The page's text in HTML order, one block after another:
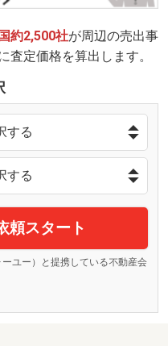
約2,500社が周辺の売出事
査定価格を算出します。
頼スタート
ユー）と提携している不動産会